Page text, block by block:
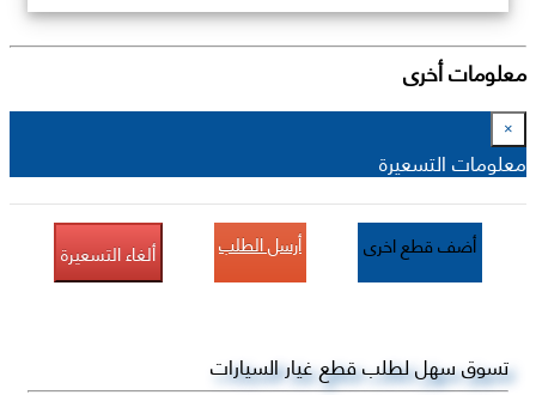
معلومات أخرى
×
معلومات التسعيرة
أضف قطع اخرى أرسل الطلب ألغاء التسعيرة
تسوق سهل لطلب قطع غيار السيارات